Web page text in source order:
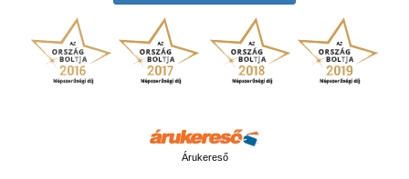
Árukereső